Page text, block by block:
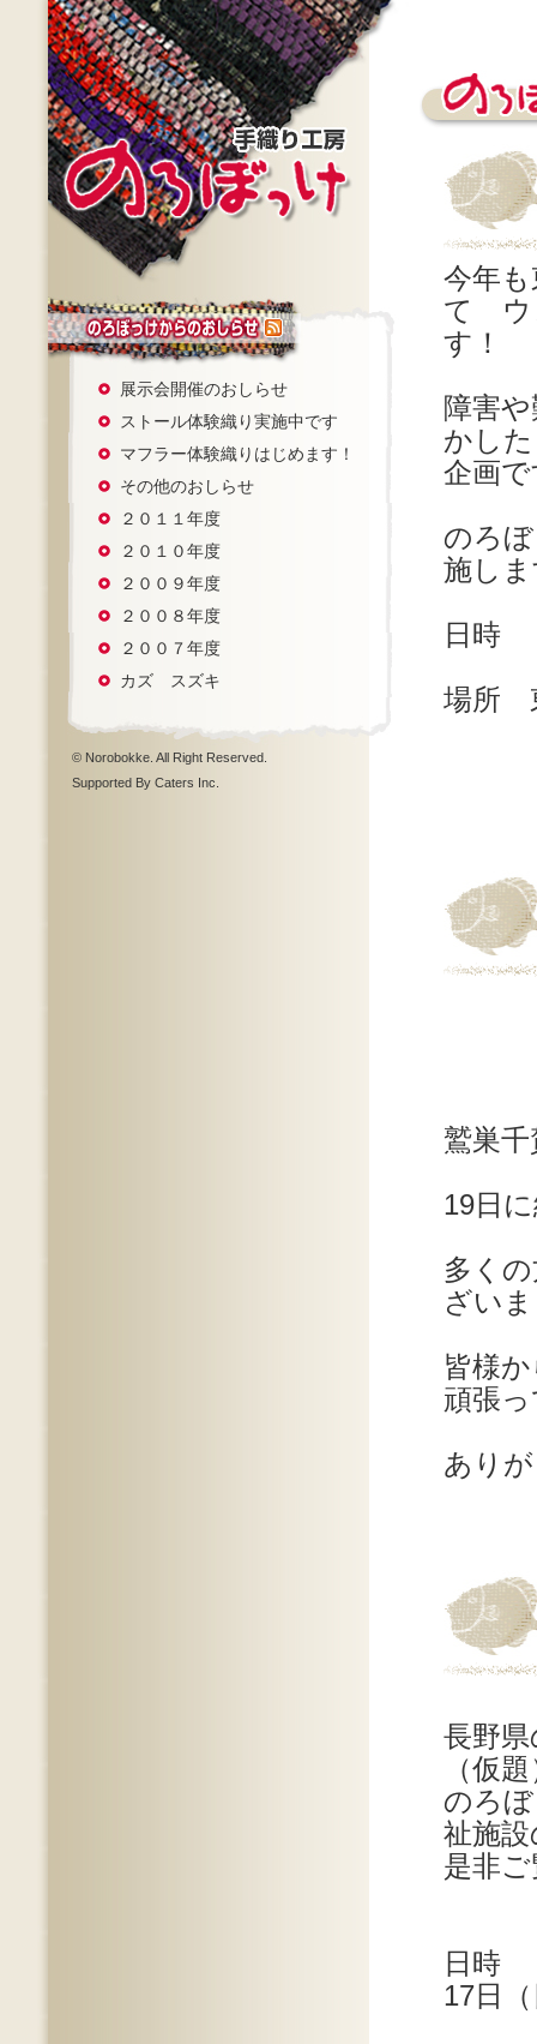
展示会開催のおしらせ
ストール体験織り実施中です
マフラー体験織りはじめます！
その他のおしらせ
２０１１年度
２０１０年度
２００９年度
２００８年度
２００７年度
カズ スズキ
© Norobokke. All Right Reserved.
Supported By Caters Inc.
今年
て ウ
す！
障害
かし
企画
のろ
施し
日時
場所
鷲巣
19日
多く
ざい
皆様
頑張
あり
長野
（仮
のろ
祉施
是非
日時
17日